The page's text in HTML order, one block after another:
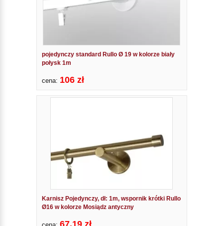
pojedynczy standard Rullo Ø 19 w kolorze biały
połysk 1m
cena: 106 zł
Karnisz Pojedynczy, dł: 1m, wspornik krótki Rullo
Ø16 w kolorze Mosiądz antyczny
67.19 zł